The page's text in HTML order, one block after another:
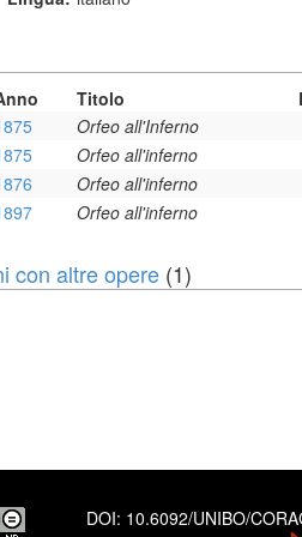
Titolo
Orfeo all'Inferno
Orfeo all'inferno
Orfeo all'inferno
Orfeo all'inferno
con altre opere (1)
DOI: 10.6092/UNIBO/